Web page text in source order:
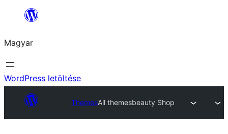
Ugrás
tartalomhoz
Magyar
WordPress letöltése
ThemesAll themesbeauty Shop